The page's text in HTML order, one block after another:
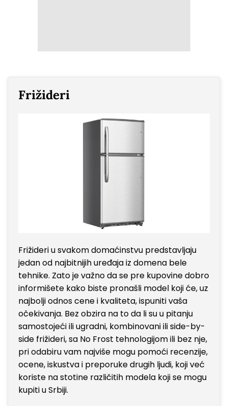
Frižideri
Frižideri u svakom domaćinstvu predstavljaju
jedan od najbitnijih uređaja iz domena bele
tehnike. Zato je važno da se pre kupovine dobro
informišete kako biste pronašli model koji će, uz
najbolji odnos cene i kvaliteta, ispuniti vaša
očekivanja. Bez obzira na to da li su u pitanju
samostojeći ili ugradni, kombinovani ili side-by-
side frižideri, sa No Frost tehnologijom ili bez nje,
pri odabiru vam najviše mogu pomoći recenzije,
ocene, iskustva i preporuke drugih ljudi, koji već
koriste na stotine različitih modela koji se mogu
kupiti u Srbiji.